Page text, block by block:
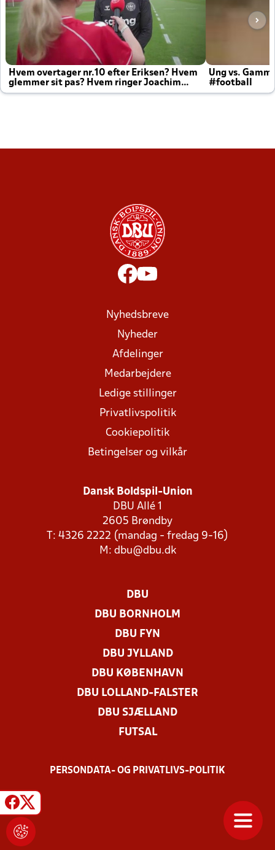
Hvem overtager nr.10 efter Eriksen? Hvem
glemmer sit pas? Hvem ringer Joachim
altid til efter kampe?
Ung vs.
#football
Nyhedsbreve
Nyheder
Afdelinger
Medarbejdere
Ledige stillinger
Privatlivspolitik
Cookiepolitik
Betingelser og vilkår
Dansk Boldspil-Union
DBU Allé 1
2605 Brøndby
T: 4326 2222 (mandag - fredag 9-16)
M: dbu@dbu.dk
DBU
DBU BORNHOLM
DBU FYN
DBU JYLLAND
DBU KØBENHAVN
DBU LOLLAND-FALSTER
DBU SJÆLLAND
FUTSAL
PERSONDATA- OG PRIVATLIVS-POLITIK